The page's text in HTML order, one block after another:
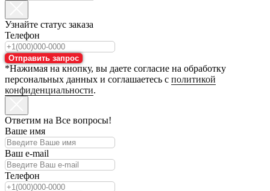
Узнайте статус заказа
Телефон
Отправить запрос
*Нажимая на кнопку, вы даете согласие на обработку
персональных данных и соглашаетесь с политикой
конфиденциальности.
Ответим на Все вопросы!
Ваше имя
Ваш e-mail
Телефон